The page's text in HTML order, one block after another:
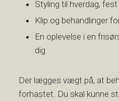
​Styling til hverdag,
​Klip og behandlinger
​En oplevelse i en
dig
Der lægges vægt på, at
forhastet. Du skal kunne